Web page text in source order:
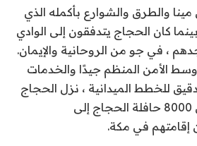
مينا والطرق والشوارع بأكمله الذي
كان الحجاج يتدفقون إلى الوادي
، في جو من الروحانية والإيمان.
الأمن المنظم جيدًا والخدمات
للخطط الميدانية ، نزل الحجاج
على مينا. نقل أكثر من 8000 حافلة الحجاج إلى
إقامتهم في مكة.